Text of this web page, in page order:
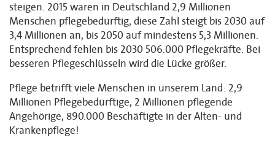
steigen. 2015 waren in Deutschland 2,9 Millionen
Menschen pflegebedürftig, diese Zahl steigt bis 2030 auf
3,4 Millionen an, bis 2050 auf mindestens 5,3 Millionen.
Entsprechend fehlen bis 2030 506.000 Pflegekräfte. Bei
besseren Pflegeschlüsseln wird die Lücke größer.
Pflege betrifft viele Menschen in unserem Land: 2,9
Millionen Pflegebedürftige, 2 Millionen pflegende
Angehörige, 890.000 Beschäftigte in der Alten- und
Krankenpflege!